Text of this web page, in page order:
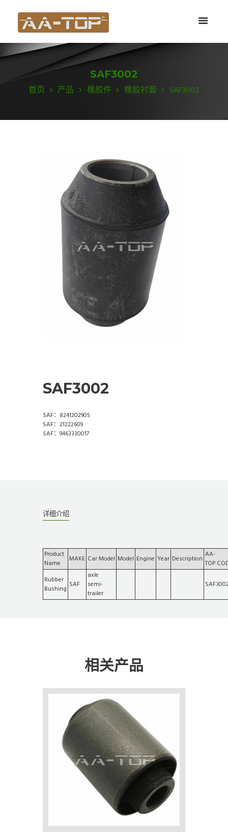
SAF3002
首页 产品 橡胶件 橡胶衬套 SAF3002
SAF3002
SAF：8241202905
SAF：21222609
SAF：9463330017
详细介绍
Product
Name
MAKE Car Model Model Engine Year Description AA-
TOP
Rubber
Bushing SAF
axle
semi-
trailer
相关产品